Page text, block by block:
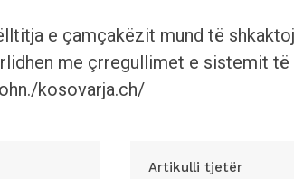
e çamçakëzit mund të
me çrregullimet e sistemit
kosovarja.ch/
Artikulli tjetër